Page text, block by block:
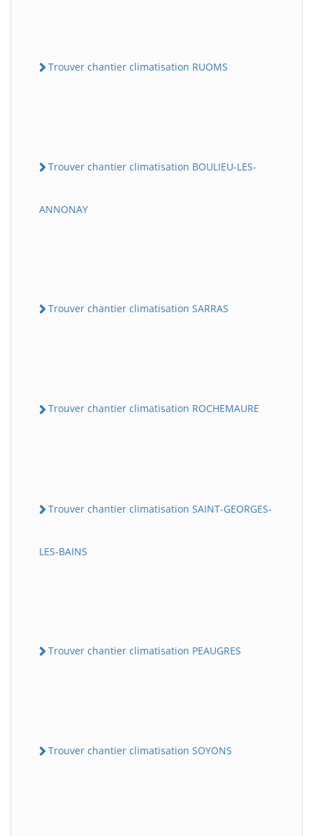
Trouver chantier climatisation RUOMS
Trouver chantier climatisation BOULIEU-LES-
ANNONAY
Trouver chantier climatisation SARRAS
Trouver chantier climatisation ROCHEMAURE
Trouver chantier climatisation SAINT-GEORGES-
LES-BAINS
Trouver chantier climatisation PEAUGRES
Trouver chantier climatisation SOYONS